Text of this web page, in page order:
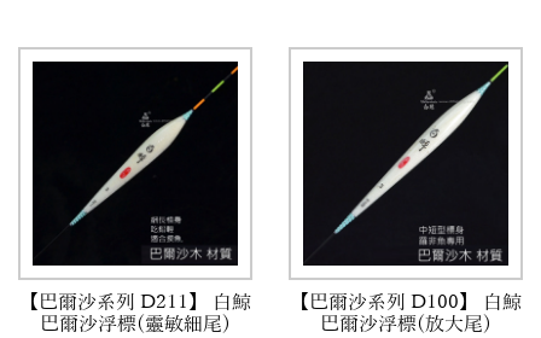
【巴爾沙系列 D211】 白鯨
巴爾沙浮標(靈敏細尾)
【巴爾沙系列 D100】 白鯨
巴爾沙浮標(放大尾)